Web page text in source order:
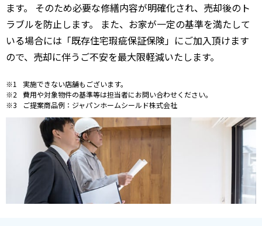
ます。 そのため必要な修繕内容が明確化され、売却後のト
ラブルを防止します。 また、お家が一定の基準を満たして
いる場合には「既存住宅瑕疵保証保険」にご加入頂けます
ので、売却に伴うご不安を最大限軽減いたします。
実施できない店舗もございます。
費用や対象物件の基準等は担当者にお問い合わせください。
ご提案商品例：ジャパンホームシールド株式会社